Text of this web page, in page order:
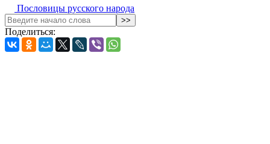
Пословицы русского народа
Поделиться: